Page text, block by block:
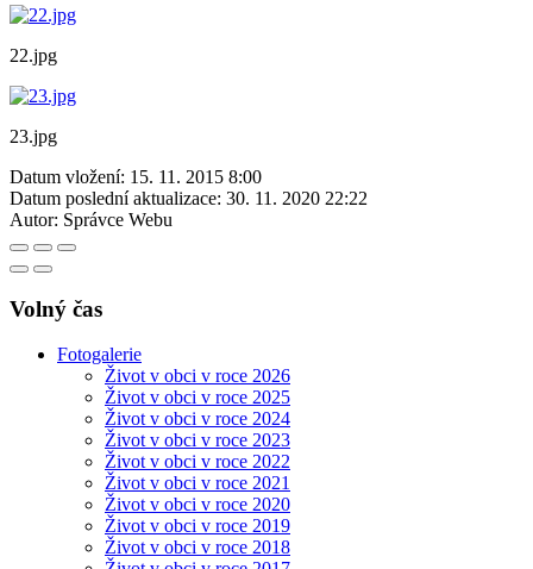
22.jpg
23.jpg
Datum vložení: 15. 11. 2015 8:00
Datum poslední aktualizace: 30. 11. 2020 22:22
Autor: Správce Webu
Volný čas
Fotogalerie
Život v obci v roce 2026
Život v obci v roce 2025
Život v obci v roce 2024
Život v obci v roce 2023
Život v obci v roce 2022
Život v obci v roce 2021
Život v obci v roce 2020
Život v obci v roce 2019
Život v obci v roce 2018